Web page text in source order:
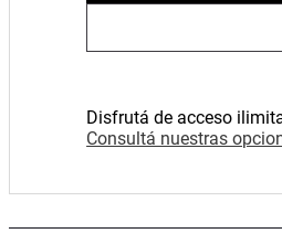
Disfrutá de acceso
Consultá nuestras